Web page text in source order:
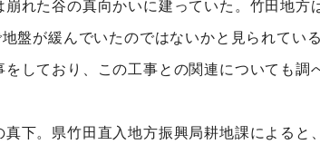
れた谷の真向かいに建っていた。竹田地方
盤が緩んでいたのではないかと見られてい
しており、この工事との関連についても調
下。県竹田直入地方振興局耕地課によると